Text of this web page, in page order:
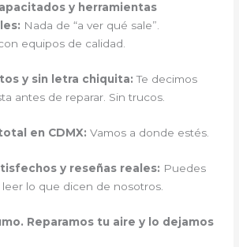
y herramientas
Nada de “a ver qué sale”.
equipos de calidad.
y sin letra chiquita: Te decimos
antes de reparar. Sin trucos.
en CDMX: Vamos a donde estés.
y reseñas reales: Puedes
lo que dicen de nosotros.
Reparamos tu aire y lo dejamos